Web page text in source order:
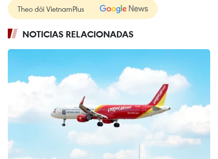
Theo dõi VietnamPlus
NOTICIAS RELACIONADAS